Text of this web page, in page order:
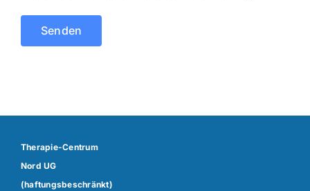
Therapie-Centrum
Nord UG
(haftungsbeschränkt)